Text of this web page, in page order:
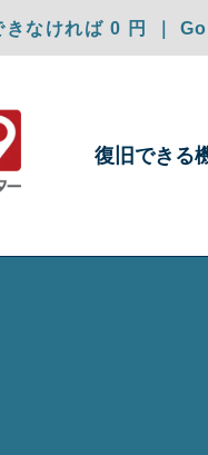
きなければ 0 円 ｜
復旧できる